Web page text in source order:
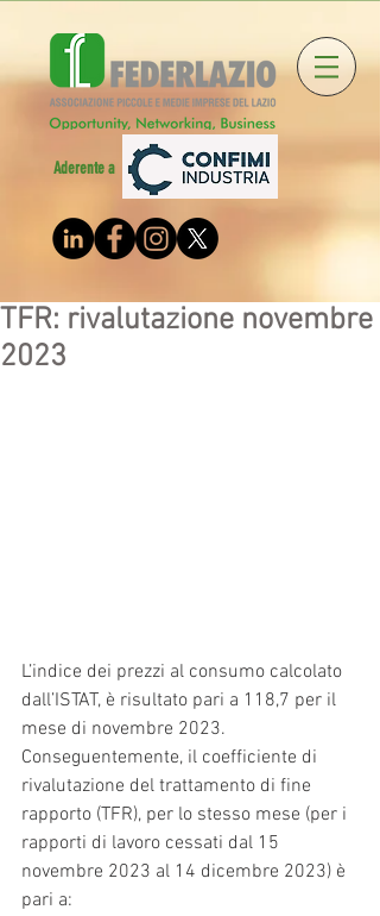
Aderente a
TFR: rivalutazione novembre
2023
L’indice dei prezzi al consumo calcolato
dall’ISTAT, è risultato pari a 118,7 per il
mese di novembre 2023.
Conseguentemente, il coefficiente di
rivalutazione del trattamento di fine
rapporto (TFR), per lo stesso mese (per i
rapporti di lavoro cessati dal 15
novembre 2023 al 14 dicembre 2023) è
pari a: